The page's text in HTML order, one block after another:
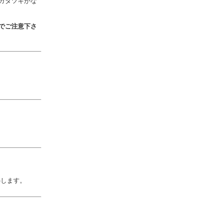
ご注意下さ
ます。